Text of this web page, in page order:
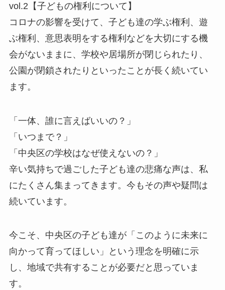
vol.2【子どもの権利について】
コロナの影響を受けて、子ども達の学ぶ権利、遊
ぶ権利、意思表明をする権利などを大切にする機
会がないままに、学校や居場所が閉じられたり、
公園が閉鎖されたりといったことが長く続いてい
ます。
「一体、誰に言えばいいの？」
「いつまで？」
「中央区の学校はなぜ使えないの？」
辛い気持ちで過ごした子ども達の悲痛な声は、私
にたくさん集まってきます。今もその声や疑問は
続いています。
今こそ、中央区の子ども達が「このように未来に
向かって育ってほしい」という理念を明確に示
し、地域で共有することが必要だと思っていま
す。